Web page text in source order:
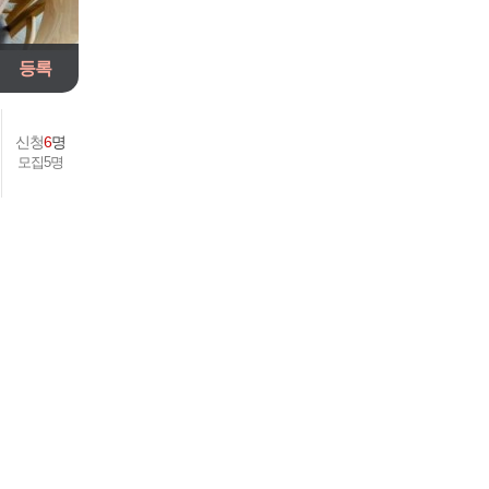
등록
신청6명
모집5명